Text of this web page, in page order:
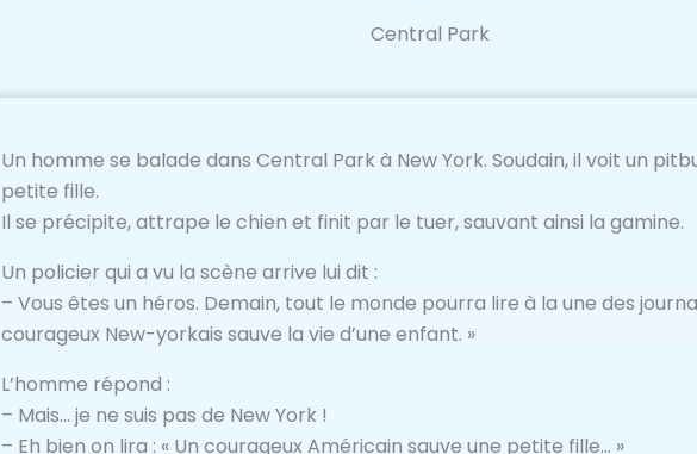
Central Park
Un homme se balade dans Central Park à New York. Soudain, il voit un
petite fille.
Il se précipite, attrape le chien et finit par le tuer, sauvant ainsi la gamine.
Un policier qui a vu la scène arrive lui dit :
– Vous êtes un héros. Demain, tout le monde pourra lire à la une des
courageux New-yorkais sauve la vie d’une enfant. »
L’homme répond :
– Mais… je ne suis pas de New York !
– Eh bien on lira : « Un courageux Américain sauve une petite fille… »